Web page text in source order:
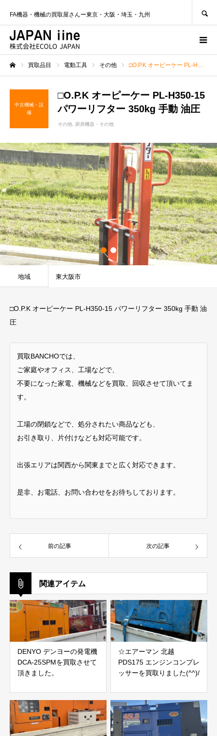
FA機器・機械の買取屋さんー東京・大阪・埼玉・九州
買取品目 電動工具 その他 □O.P.K オーピーケー PL-H350-15 パワーリフター 350kg 手動 油圧
中古機械・設
備
□O.P.K オーピーケー PL-H350-15
パワーリフター 350kg 手動 油圧
その他 厨房機器・その他
地域 東大阪市
□O.P.K オーピーケー PL-H350-15 パワーリフター 350kg 手動 油
圧
買取BANCHOでは、
ご家庭やオフィス、工場などで、
不要になった家電、機械などを買取、回収させて頂いてま
す。
工場の閉鎖などで、処分されたい商品なども、
お引き取り、片付けなども対応可能です。
出張エリアは関西から関東までと広く対応できます。
是非、お電話、お問い合わせをお待ちしております。
前の記事 次の記事
関連アイテム
DENYO デンヨーの発電機
DCA-25SPMを買取させて
頂きました。
☆エアーマン 北越
PDS175 エンジンコンプレ
ッサーを買取りました(^^)/